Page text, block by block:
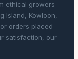
ethical growers
Island, Kowloon,
orders placed
satisfaction, our